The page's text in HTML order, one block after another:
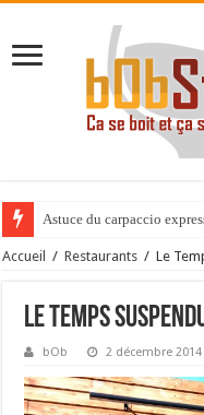
Astuce du carpaccio
Expérience gastronomique
Accueil / Restaurants / Le
Le Temps
bOb 2 décembre 2014